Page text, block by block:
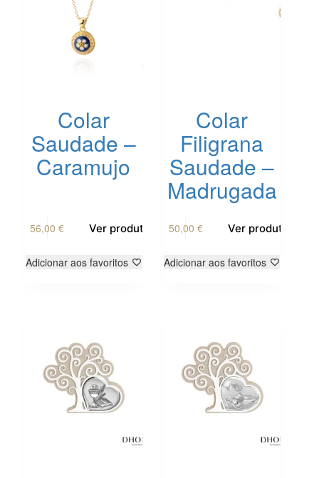
Colar
Saudade –
Caramujo
56,00€ Ver produto
Adicionar aos favoritos
Colar
Filigrana
Saudade –
Madrugada
50,00 € Ver produto
Adicionar aos favoritos